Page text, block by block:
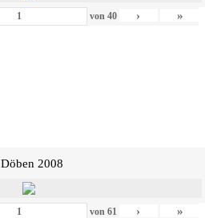
von 40 › »
Döben 2008
von 61 › »